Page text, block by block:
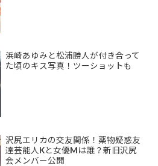
浜崎あゆみと松浦勝人が付き合って
た頃のキス写真！ツーショットも
沢尻エリカの交友関係！薬物疑惑友
達芸能人Kと女優Mは誰？新旧沢尻
会メンバー公開